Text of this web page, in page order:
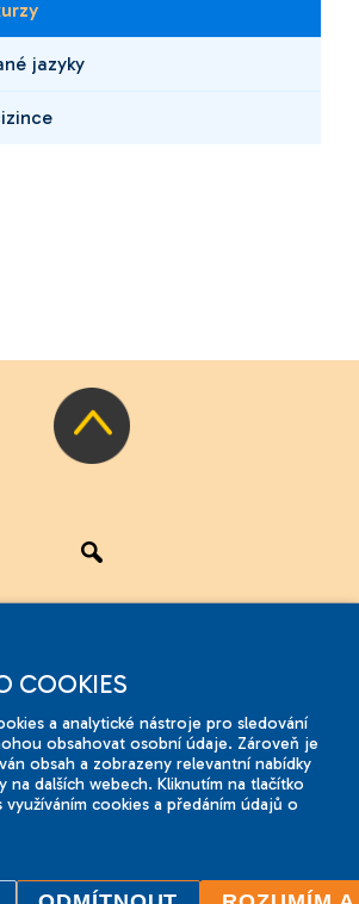
jazyky
Online test
2026 © ILC Brno.
COOKIES
a analytické nástroje pro sledování
obsahovat osobní údaje. Zároveň je
obsah a zobrazeny relevantní nabídky
na dalších webech. Kliknutím na tlačítko
cookies a předáním údajů o